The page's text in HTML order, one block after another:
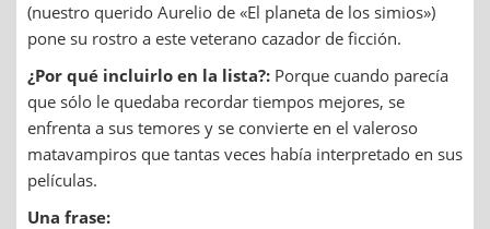
(nuestro querido Aurelio de «El planeta de los simios»)
pone su rostro a este veterano cazador de ficción.
¿Por qué incluirlo en la lista?: Porque cuando parecía
que sólo le quedaba recordar tiempos mejores, se
enfrenta a sus temores y se convierte en el valeroso
matavampiros que tantas veces había interpretado en sus
películas.
Una frase: